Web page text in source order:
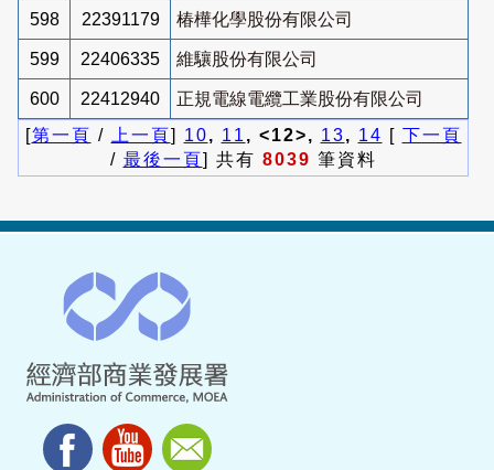
598 22391179 椿樺化學股份有限公司
599 22406335 維驤股份有限公司
600 22412940
正規電線電纜工業股份有限公司
[第一頁 / 上一頁] 10, 11 , <12>, 13, 14 [ 下一頁
/ 最後一頁] 共有 8039 筆資料